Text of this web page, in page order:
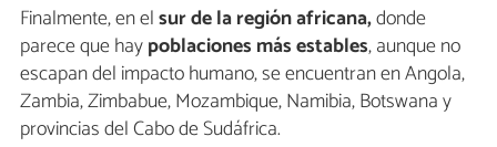
Finalmente, en elsur de la región africana,donde
parece que haypoblaciones más estables, aunque no
escapan del impacto humano, se encuentran en Angola,
Zambia, Zimbabue, Mozambique, Namibia, Botswana y
provincias del Cabo de Sudáfrica.